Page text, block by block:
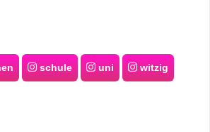
schule uni witzig